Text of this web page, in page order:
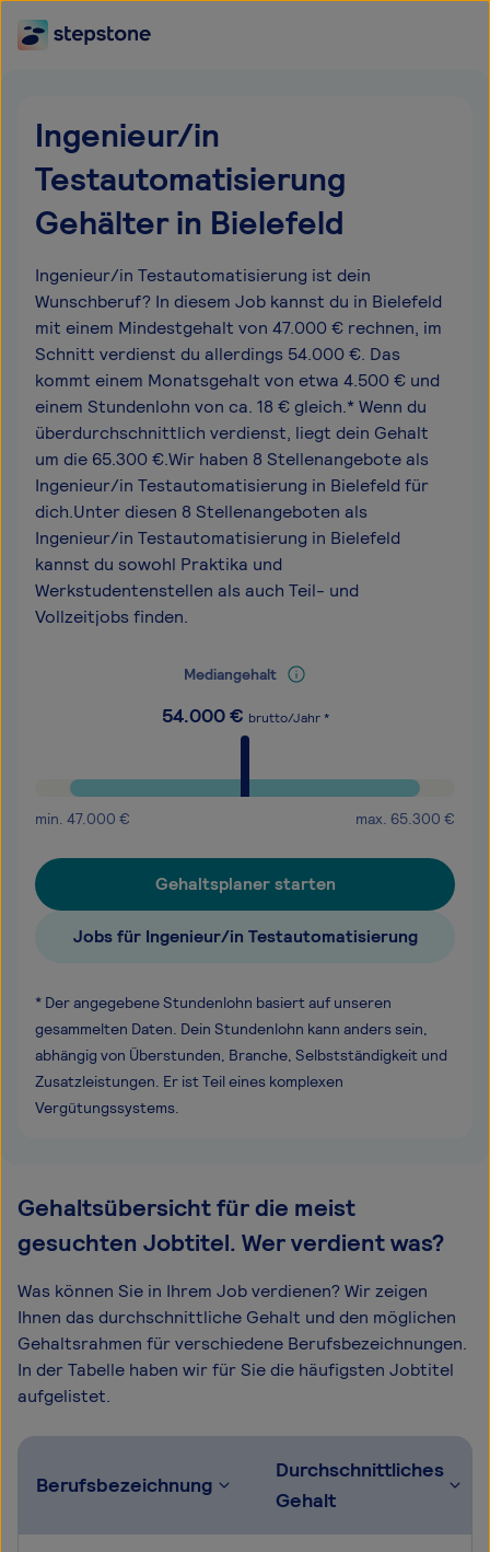
Ingenieur/in
Testautomatisierung
Gehälter in Bielefeld
Ingenieur/in Testautomatisierung ist dein
Wunschberuf? In diesem Job kannst du in Bielefeld
mit einem Mindestgehalt von 47.000 € rechnen, im
Schnitt verdienst du allerdings 54.000 €. Das
kommt einem Monatsgehalt von etwa 4.500 € und
einem Stundenlohn von ca. 18 € gleich.* Wenn du
überdurchschnittlich verdienst, liegt dein Gehalt
um die 65.300 €.Wir haben 8 Stellenangebote als
Ingenieur/in Testautomatisierung in Bielefeld für
dich.Unter diesen 8 Stellenangeboten als
Ingenieur/in Testautomatisierung in Bielefeld
kannst du sowohl Praktika und
Werkstudentenstellen als auch Teil- und
Vollzeitjobs finden.
Mediangehalt
54.000€ brutto/Jahr *
min. 47.000 € max. 65.300 €
Gehaltsplaner starten
Jobs für Ingenieur/in Testautomatisierung
* Der angegebene Stundenlohn basiert auf unseren
gesammelten Daten. Dein Stundenlohn kann anders sein,
abhängig von Überstunden, Branche, Selbstständigkeit und
Zusatzleistungen. Er ist Teil eines komplexen
Vergütungssystems.
Gehaltsübersicht für die meist
gesuchten Jobtitel. Wer verdient was?
Was können Sie in Ihrem Job verdienen? Wir zeigen
Ihnen das durchschnittliche Gehalt und den möglichen
Gehaltsrahmen für verschiedene Berufsbezeichnungen.
In der Tabelle haben wir für Sie die häufigsten Jobtitel
aufgelistet.
Berufsbezeichnung
Durchschnittliches
Gehalt